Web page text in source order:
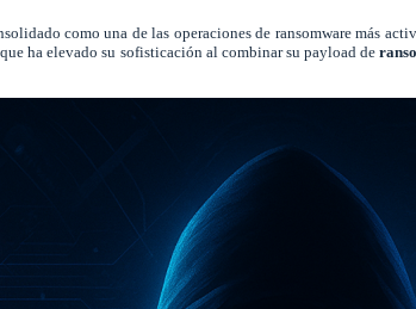
como una de las operaciones de ransomware más
ha elevado su sofisticación al combinar su payload de